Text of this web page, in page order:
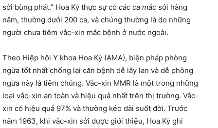
sởi bùng phát.” Hoa Kỳ thực sự có các ca mắc sởi hàng
năm, thường dưới 200 ca, và chúng thường là do những
người chưa tiêm vắc-xin mắc bệnh ở nước ngoài.
Theo Hiệp hội Y khoa Hoa Kỳ (AMA), biện pháp phòng
ngừa tốt nhất chống lại căn bệnh dễ lây lan và dễ phòng
ngừa này là tiêm chủng. Vắc-xin MMR là một trong những
loại vắc-xin an toàn và hiệu quả nhất trên thị trường. Vắc-
xin có hiệu quả 97% và thường kéo dài suốt đời. Trước
năm 1963, khi vắc-xin sởi được giới thiệu, Hoa Kỳ ghi